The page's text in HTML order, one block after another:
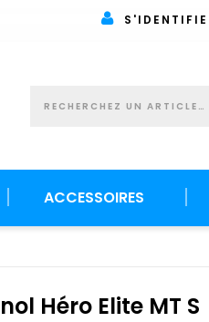
ACCESSOIRES
Héro Elite MT S